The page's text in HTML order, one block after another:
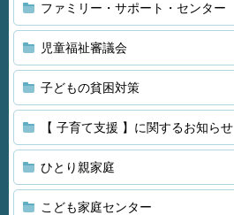
ファミリー・サポート・センター
児童福祉審議会
子どもの貧困対策
【 子育て支援 】に関するお知らせ
ひとり親家庭
こども家庭センター